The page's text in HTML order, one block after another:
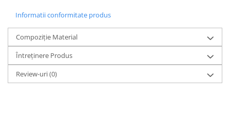
Informatii conformitate produs
Compoziție Material
Întreținere Produs
Review-uri(0)